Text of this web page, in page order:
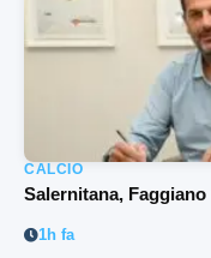
CALCIO
Salernitana,
1h fa